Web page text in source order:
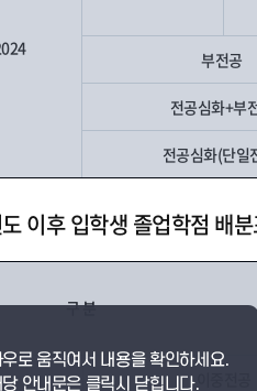
부전공
전공심화+부
전공심화(단일
이후 입학생 졸업학점 배
구 분